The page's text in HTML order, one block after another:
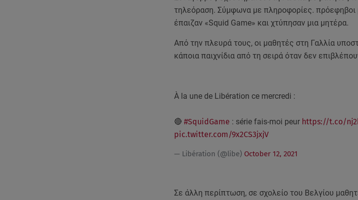
τηλεόραση. Σύμφωνα με πληροφορίες. πρόεφηβοι
έπαιζαν «Squid Game» και χτύπησαν μια μητέρα.
Από την πλευρά τους, οι μαθητές στη Γαλλία
κάποια παιχνίδια από τη σειρά όταν δεν
À la une de Libération ce mercredi :
🔴 #SquidGame : série fais-moi peur https://t.co/
pic.twitter.com/9x2CS3jxjV
— Libération (@libe) October 12, 2021
Σε άλλη περίπτωση, σε σχολείο του Βελγίου